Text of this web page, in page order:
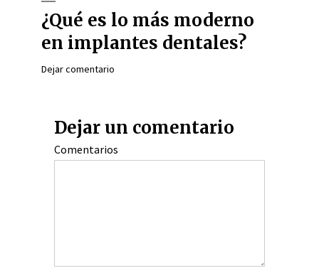
¿Qué es lo más moderno
en implantes dentales?
Dejar comentario
Dejar un comentario
Comentarios